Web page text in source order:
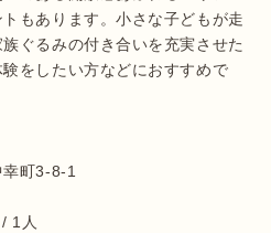
もあります。小さな子どもが走
ぐるみの付き合いを充実させた
をしたい方などにおすすめで
幸町3-8-1
1人